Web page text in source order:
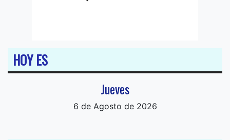
HOY ES
Jueves
6 de Agosto de 2026